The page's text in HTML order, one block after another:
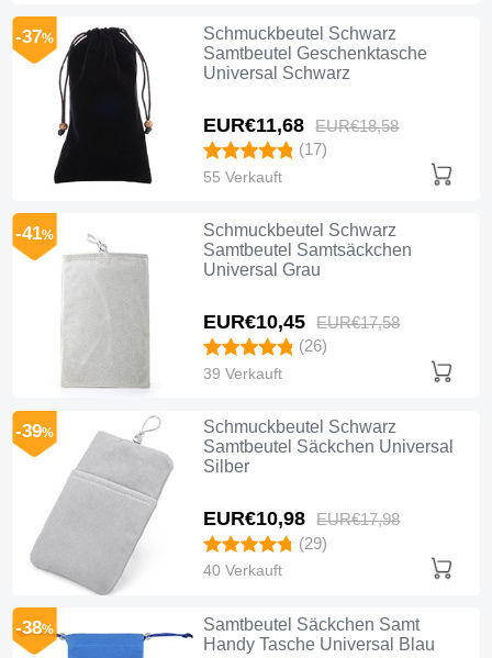
Schmuckbeutel Schwarz
Samtbeutel Geschenktasche
Universal Schwarz
EUR€11,68 EUR€18,58
-37%
(17)
55 Verkauft
Schmuckbeutel Schwarz
Samtbeutel Samtsäckchen
Universal Grau
EUR€10,45 EUR€17,58
-41%
(26)
39 Verkauft
Schmuckbeutel Schwarz
Samtbeutel Säckchen Universal
Silber
EUR€10,98 EUR€17,98
-39%
(29)
40 Verkauft
Samtbeutel Säckchen Samt
Handy Tasche Universal Blau
-38%